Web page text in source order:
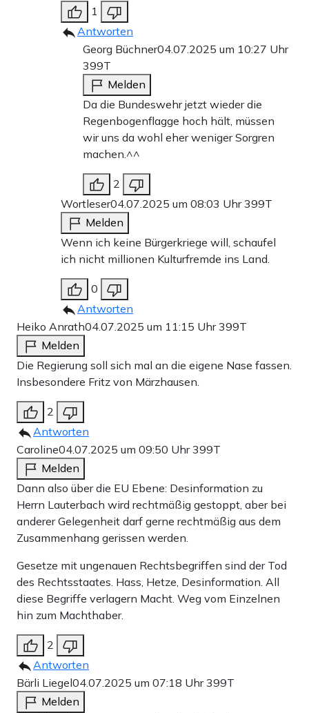
1
Antworten
Georg Büchner04.07.2025 um 10:27 Uhr
399T
Melden
Da die Bundeswehr jetzt wieder die
Regenbogenflagge hoch hält, müssen
wir uns da wohl eher weniger Sorgren
machen.^^
2
Wortleser04.07.2025 um 08:03 Uhr399T
Melden
Wenn ich keine Bürgerkriege will, schaufel
ich nicht millionen Kulturfremde ins Land.
0
Antworten
Heiko Anrath04.07.2025 um 11:15 Uhr399T
Melden
Die Regierung soll sich mal an die eigene Nase fassen.
Insbesondere Fritz von Märzhausen.
2
Antworten
Caroline04.07.2025 um 09:50 Uhr399T
Melden
Dann also über die EU Ebene: Desinformation zu
Herrn Lauterbach wird rechtmäßig gestoppt, aber bei
anderer Gelegenheit darf gerne rechtmäßig aus dem
Zusammenhang gerissen werden.
Gesetze mit ungenauen Rechtsbegriffen sind der Tod
des Rechtsstaates. Hass, Hetze, Desinformation. All
diese Begriffe verlagern Macht. Weg vom Einzelnen
hin zum Machthaber.
2
Antworten
Bärli Liegel04.07.2025 um 07:18 Uhr399T
Melden